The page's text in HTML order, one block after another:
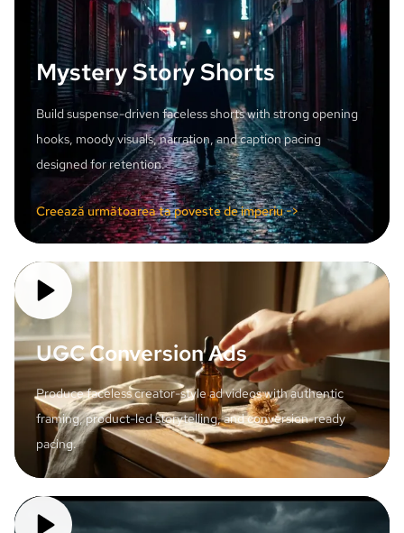
Mystery Story Shorts
Build suspense-driven faceless shorts with strong opening
hooks, moody visuals, narration, and caption pacing
designed for retention.
Creează următoarea ta poveste de imperiu ->
UGC Conversion Ads
Produce faceless creator-style ad videos with authentic
framing, product-led storytelling, and conversion-ready
pacing.